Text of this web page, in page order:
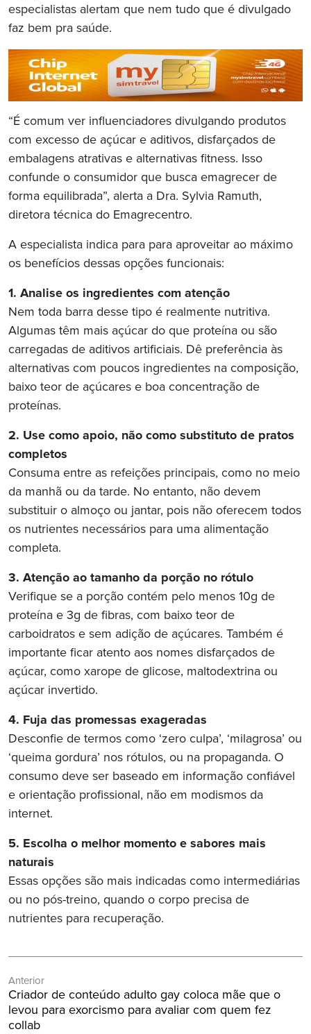
especialistas alertam que nem tudo que é divulgado
faz bem pra saúde.
“É comum ver influenciadores divulgando produtos
com excesso de açúcar e aditivos, disfarçados de
embalagens atrativas e alternativas fitness. Isso
confunde o consumidor que busca emagrecer de
forma equilibrada”, alerta a Dra. Sylvia Ramuth,
diretora técnica do Emagrecentro.
A especialista indica para para aproveitar ao máximo
os benefícios dessas opções funcionais:
1. Analise os ingredientes com atenção
Nem toda barra desse tipo é realmente nutritiva.
Algumas têm mais açúcar do que proteína ou são
carregadas de aditivos artificiais. Dê preferência às
alternativas com poucos ingredientes na composição,
baixo teor de açúcares e boa concentração de
proteínas.
2. Use como apoio, não como substituto de pratos
completos
Consuma entre as refeições principais, como no meio
da manhã ou da tarde. No entanto, não devem
substituir o almoço ou jantar, pois não oferecem todos
os nutrientes necessários para uma alimentação
completa.
3. Atenção ao tamanho da porção no rótulo
Verifique se a porção contém pelo menos 10g de
proteína e 3g de fibras, com baixo teor de
carboidratos e sem adição de açúcares. Também é
importante ficar atento aos nomes disfarçados de
açúcar, como xarope de glicose, maltodextrina ou
açúcar invertido.
4. Fuja das promessas exageradas
Desconfie de termos como ‘zero culpa’, ‘milagrosa’ ou
‘queima gordura’ nos rótulos, ou na propaganda. O
consumo deve ser baseado em informação confiável
e orientação profissional, não em modismos da
internet.
5. Escolha o melhor momento e sabores mais
naturais
Essas opções são mais indicadas como intermediárias
ou no pós-treino, quando o corpo precisa de
nutrientes para recuperação.
de
Post
Anterior
Post
Anterior:
Criador de conteúdo adulto gay coloca mãe que o
levou para exorcismo para avaliar com quem fez
collab